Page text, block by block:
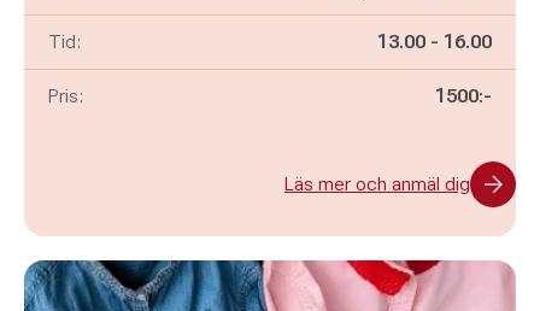
Tid: Pågår mellan
13.00 - och
16.00
Pris: 1500:-
Läs mer och anmäl dig